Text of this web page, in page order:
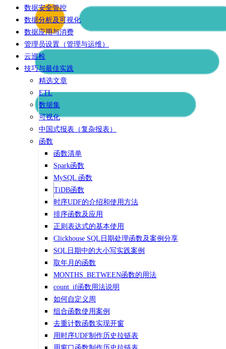
数据安全管控
数据分析及可视化
数据应用与消费
管理员设置（管理与运维）
云巡检
技巧与最佳实践
精选文章
ETL
数据集
可视化
中国式报表（复杂报表）
函数
函数清单
Spark函数
MySQL 函数
TiDB函数
时序UDF的介绍和使用方法
排序函数及应用
正则表达式的基本使用
Clickhouse SQL日期处理函数及案例分享
SQL日期中的大小写实践案例
取年月的函数
MONTHS_BETWEEN函数的用法
count_if函数用法说明
如何自定义周
组合函数使用案例
去重计数函数实现开窗
用时序UDF制作历史拉链表